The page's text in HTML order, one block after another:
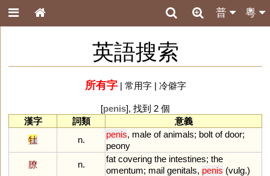
粵
普
英語搜索
所有字| 常用字| 冷僻字
[penis], 找到 2 個
漢字
詞類
意義
牡
n.
penis, male of animals; bolt of door;
peony
膫
n.
fat covering the intestines; the
omentum; mail genitals, penis (vulg.)